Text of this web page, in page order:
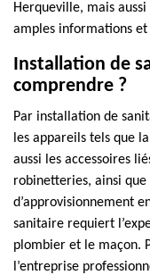
Herqueville, mais
amples informations
Installation de
comprendre ?
Par installation de
les appareils tels que
aussi les accessoires
robinetteries, ainsi que
d’approvisionnement
sanitaire requiert
plombier et le maçon.
l’entreprise